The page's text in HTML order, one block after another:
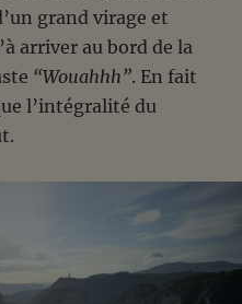
grand virage et
arriver au bord de la
“Wouahhh”. En fait
l’intégralité du